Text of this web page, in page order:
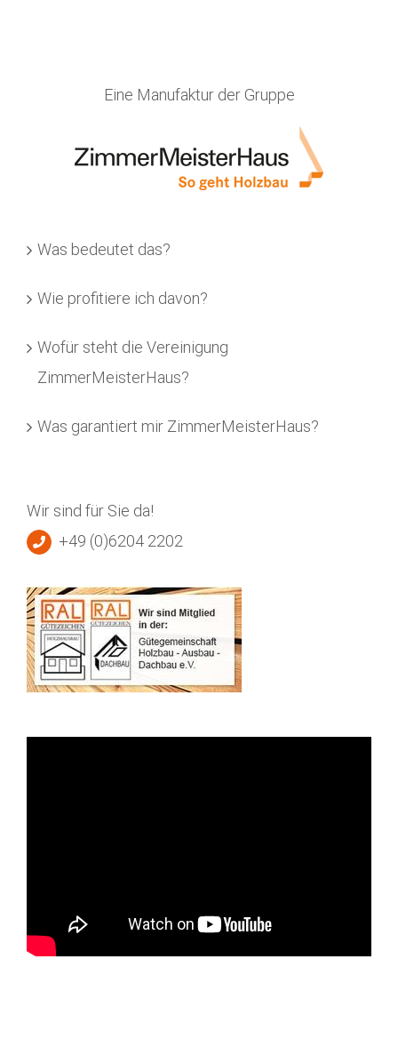
Eine Manufaktur der Gruppe
Was bedeutet das?
Wie profitiere ich davon?
Wofür steht die Vereinigung
ZimmerMeisterHaus?
Was garantiert mir ZimmerMeisterHaus?
Wir sind für Sie da!
+49 (0)6204 2202